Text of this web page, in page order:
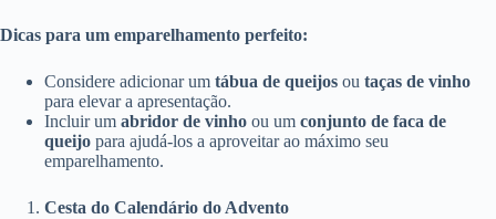
Dicas para um emparelhamento perfeito:
Considere adicionar um tábua de queijos ou taças de vinho
para elevar a apresentação.
Incluir um abridor de vinho ou um conjunto de faca de
queijo para ajudá-los a aproveitar ao máximo seu
emparelhamento.
Cesta do Calendário do Advento